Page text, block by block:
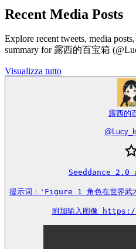
Recent Media Posts
Explore recent tweets, media
summary for 露西的百宝箱
Visualizza tutto
露西的
@
Seeddance 2.0
提示词：'Figure 1 角色在世界
附加输入图像